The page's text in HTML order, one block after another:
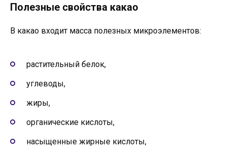
Полезные свойства какао
В какао входит масса полезных микроэлементов:
растительный белок,
углеводы,
жиры,
органические кислоты,
насыщенные жирные кислоты,